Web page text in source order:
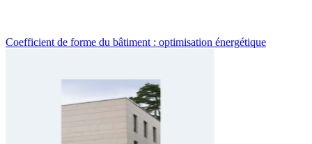
Coefficient de forme du bâtiment : optimisation énergétique